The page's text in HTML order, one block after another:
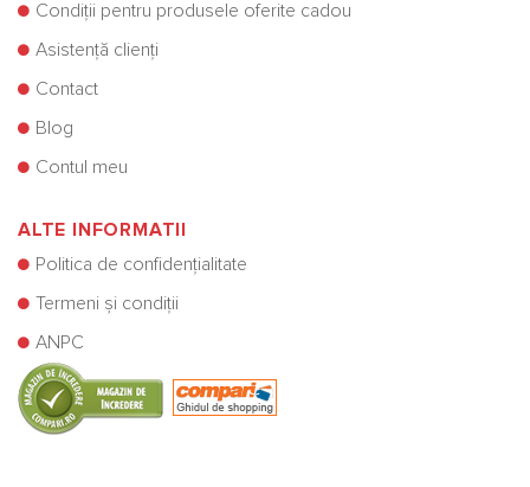
Condiții pentru produsele oferite cadou
Asistență clienți
Contact
Blog
Contul meu
ALTE INFORMATII
Politica de confidențialitate
Termeni și condiții
ANPC